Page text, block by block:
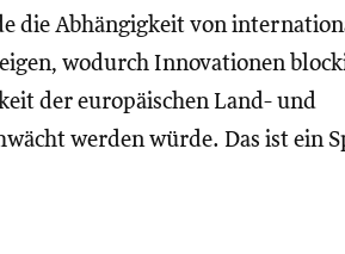
die Abhängigkeit von
wodurch Innovationen
der europäischen Land- und
werden würde. Das ist ein